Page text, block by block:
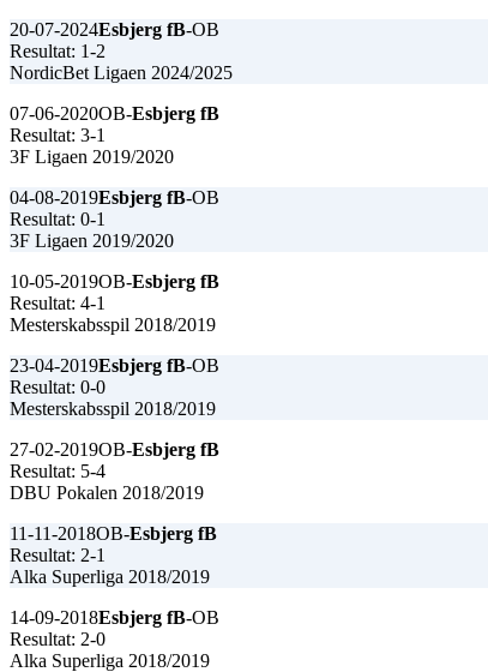
20-07-2024Esbjerg fB-OB
Resultat: 1-2
NordicBet Ligaen 2024/2025
07-06-2020OB-Esbjerg fB
Resultat: 3-1
3F Ligaen 2019/2020
04-08-2019Esbjerg fB-OB
Resultat: 0-1
3F Ligaen 2019/2020
10-05-2019OB-Esbjerg fB
Resultat: 4-1
Mesterskabsspil 2018/2019
23-04-2019Esbjerg fB-OB
Resultat: 0-0
Mesterskabsspil 2018/2019
27-02-2019OB-Esbjerg fB
Resultat: 5-4
DBU Pokalen 2018/2019
11-11-2018OB-Esbjerg fB
Resultat: 2-1
Alka Superliga 2018/2019
14-09-2018Esbjerg fB-OB
Resultat: 2-0
Alka Superliga 2018/2019